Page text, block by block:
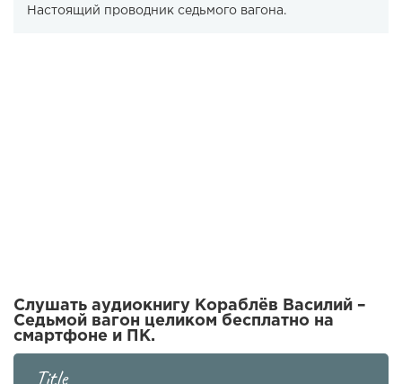
Настоящий проводник седьмого вагона.
Слушать аудиокнигу Кораблёв Василий –
Седьмой вагон целиком бесплатно на
смартфоне и ПК.
Title